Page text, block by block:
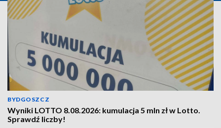
BYDGOSZCZ
Wyniki LOTTO 8.08.2026: kumulacja 5 mln zł w Lotto.
Sprawdź liczby!